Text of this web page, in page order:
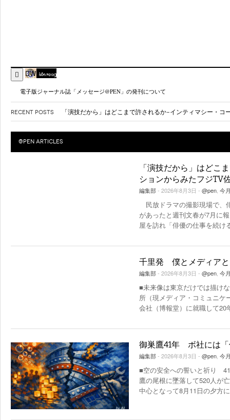
DW Focus
電子版ジャーナル誌「メッセージ@PEN」の発刊について
RECENT POSTS
千里発 僕とメディアとニュータウン- 2026年8月3日
御巣鷹41年 ボ社には「修理ミスの理由」を公表する責任
〈ネット社会を生きる〉ジャーナリスト魂こそがSNSの病理
AIが新卒採用を脅かす～メディアが伝えるもの～- 2026年7
@PEN ARTICLES
「演技だから」はどこ
ションからみたフジTV
編集部- 2026年8月3日 - @pen 今
民放ドラマの撮影現場で、
があったと週刊文春が7月に
屋を訪れ「俳優の仕事を続け
千里発 僕とメディア
編集部- 2026年8月3日 - @pen 今
■未来像は東京だけでは描け
所（現メディア・コミュニケ
会社（博報堂）に就職して
御巣鷹41年 ボ社には「
編集部- 2026年8月3日 - @pen 今
■空の安全への誓いと祈り
鷹の尾根に墜落して520人が
中心となって8月11日の夕方